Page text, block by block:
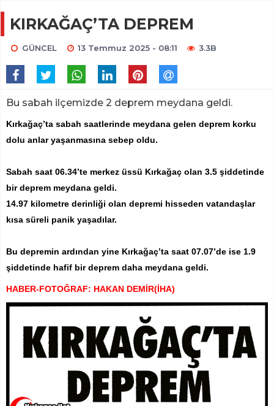
KIRKAĞAÇ’TA DEPREM
GÜNCEL 13 Temmuz 2025 - 08:11 3.3B
Bu sabah ilçemizde 2 deprem meydana geldi.
Kırkağaç’ta sabah saatlerinde meydana gelen deprem korku
dolu anlar yaşanmasına sebep oldu.
Sabah saat 06.34’te merkez üssü Kırkağaç olan 3.5 şiddetinde
bir deprem meydana geldi.
14.97 kilometre derinliği olan depremi hisseden vatandaşlar
kısa süreli panik yaşadılar.
Bu depremin ardından yine Kırkağaç’ta saat 07.07’de ise 1.9
şiddetinde hafif bir deprem daha meydana geldi.
HABER-FOTOĞRAF: HAKAN DEMİR(İHA)